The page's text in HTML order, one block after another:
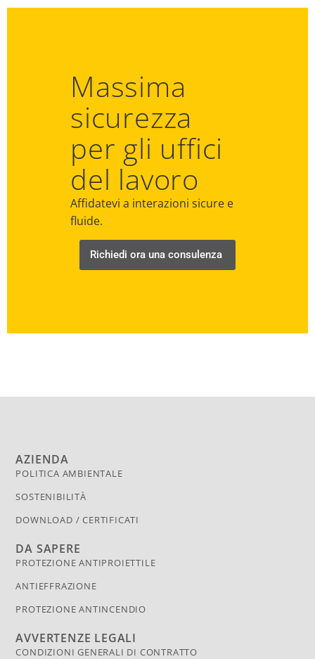
Massima
sicurezza
per gli uffici
del lavoro
Affidatevi a interazioni sicure e
fluide.
Richiedi ora una consulenza
AZIENDA
POLITICA AMBIENTALE
SOSTENIBILITÀ
DOWNLOAD / CERTIFICATI
DA SAPERE
PROTEZIONE ANTIPROIETTILE
ANTIEFFRAZIONE
PROTEZIONE ANTINCENDIO
AVVERTENZE LEGALI
CONDIZIONI GENERALI DI CONTRATTO